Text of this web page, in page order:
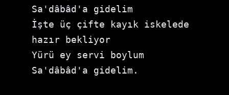
Sa'dâbâd'a gidelim
İşte üç çifte kayık iskelede
hazır bekliyor
Yürü ey servi boylum
Sa'dâbâd'a gidelim.